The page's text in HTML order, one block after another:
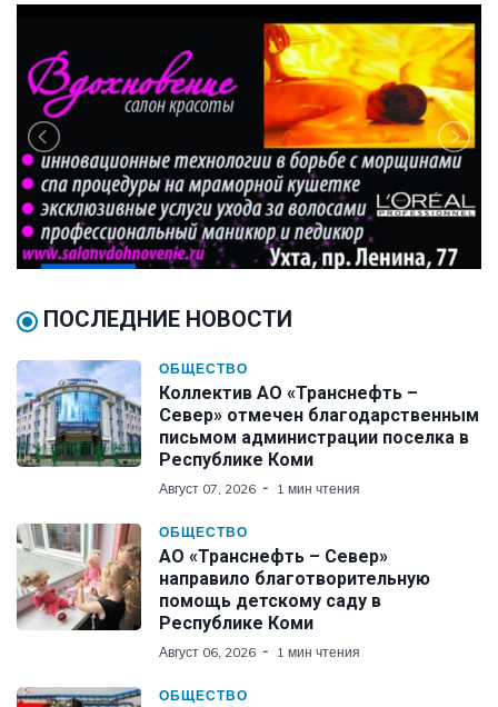
ПОСЛЕДНИЕ НОВОСТИ
ОБЩЕСТВО
Коллектив АО «Транснефть –
Север» отмечен благодарственным
письмом администрации поселка в
Республике Коми
Август 07, 2026 1 мин чтения
ОБЩЕСТВО
АО «Транснефть – Север»
направило благотворительную
помощь детскому саду в
Республике Коми
Август 06, 2026 1 мин чтения
ОБЩЕСТВО